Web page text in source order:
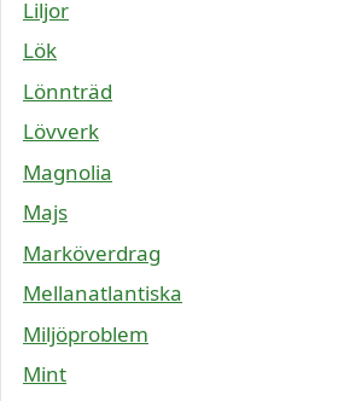
Liljor
Lök
Lönnträd
Lövverk
Magnolia
Majs
Marköverdrag
Mellanatlantiska
Miljöproblem
Mint